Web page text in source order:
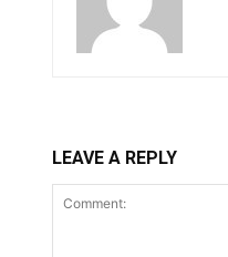
LEAVE A REPLY